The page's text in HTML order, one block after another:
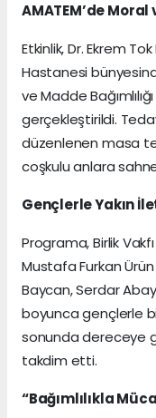
AMATEM’de
Etkinlik, Dr. Ekrem Tok
Hastanesi
ve Madde
gerçekleştirildi.
düzenlenen masa
coşkulu anlara
Gençlerle Yakın
Programa, Birlik
Mustafa Furkan Ürün
Baycan, Serdar Abay
boyunca gençlerle
sonunda dereceye
takdim etti.
“Bağımlılıkla